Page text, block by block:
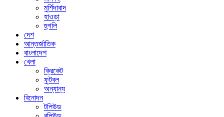
মুর্শিদাবাদ
হাওড়া
হুগলি
দেশ
আন্তর্জাতিক
বাংলাদেশ
খেলা
ক্রিকেট
ফুটবল
অন্যান্য
বিনোদন
টলিউড